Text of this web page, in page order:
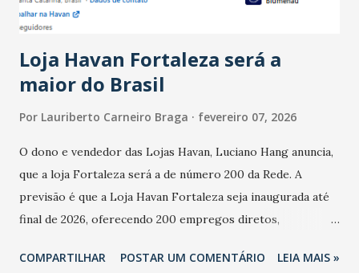
novembro. Em relação a outubro, o faturamento também
Loja Havan Fortaleza será a
maior do Brasil
Por Lauriberto Carneiro Braga fevereiro 07, 2026
O dono e vendedor das Lojas Havan, Luciano Hang anuncia,
que a loja Fortaleza será a de número 200 da Rede. A
previsão é que a Loja Havan Fortaleza seja inaugurada até
final de 2026, oferecendo 200 empregos diretos,
Havan Fortaleza ainda não foi anunciada oficialmente, mas
COMPARTILHAR POSTAR UM COMENTÁRIO LEIA MAIS »